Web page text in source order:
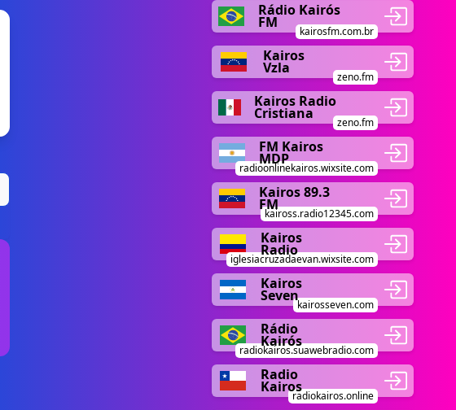
Rádio Kairós
FM
kairosfm.com.br
Kairos
Vzla
zeno.fm
Kairos Radio
Cristiana
zeno.fm
FM Kairos
MDP
radioonlinekairos.wixsite.com
Kairos 89.3
FM
kaiross.radio12345.com
Kairos
Radio
iglesiacruzadaevan.wixsite.com
Kairos
Seven
kairosseven.com
Rádio
Kairós
radiokairos.suawebradio.com
Radio
Kairos
radiokairos.online